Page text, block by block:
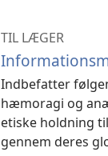
TIL LÆGER
Indbefatter
hæmoragi og
etiske holdning
gennem deres